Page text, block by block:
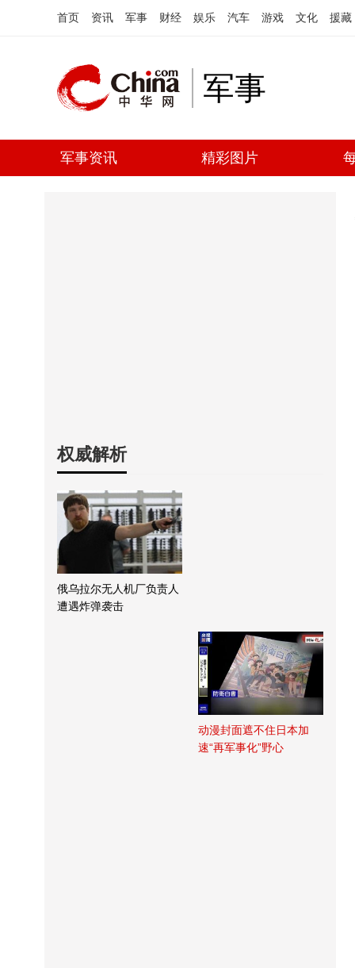
首页 资讯 军事 财经 娱乐 汽车 游戏 文化 援藏
军事
军事资讯 精彩图片
权威解析
俄乌拉尔无人机厂负责人
遭遇炸弹袭击
动漫封面遮不住日本加
速“再军事化”野心